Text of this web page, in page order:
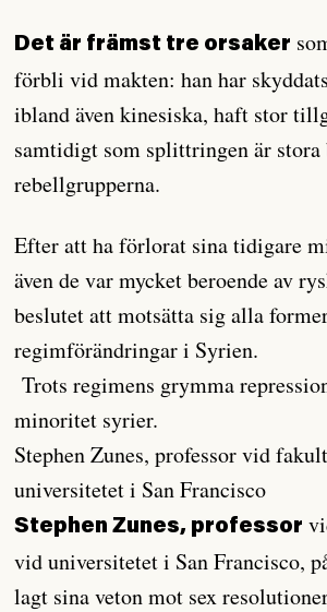
Det är främst tre orsaker
förbli vid makten: han har
ibland även kinesiska, haft stor
samtidigt som splittringen är
rebellgrupperna.
Efter att ha förlorat sina tidigare
även de var mycket beroende av
beslutet att motsätta sig alla
regimförändringar i Syrien.
Trots regimens grymma
minoritet syrier.
Stephen Zunes, professor vid
universitetet i San Francisco
Stephen Zunes, professor
vid universitetet i San Francisco,
lagt sina veton mot sex